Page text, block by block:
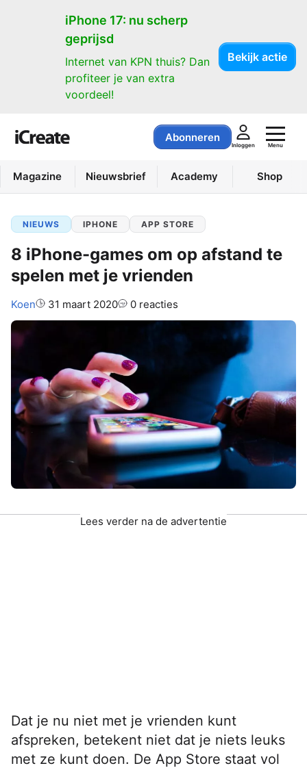
iPhone 17: nu scherp
geprijsd
Internet van KPN thuis? Dan
profiteer je van extra
voordeel!
Bekijk actie
Abonneren
Inloggen Menu
Magazine Nieuwsbrief Academy Shop
NIEUWS IPHONE APP STORE
8 iPhone-games om op afstand te
spelen met je vrienden
Auteur:
Koen 31 maart 2020 0 reacties
Lees verder na de advertentie
Dat je nu niet met je vrienden kunt
afspreken, betekent niet dat je niets leuks
met ze kunt doen. De App Store staat vol